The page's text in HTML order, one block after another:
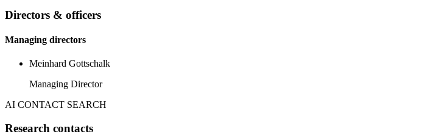
Directors & officers
Managing directors
Meinhard Gottschalk
Managing Director
AI CONTACT SEARCH
Research contacts